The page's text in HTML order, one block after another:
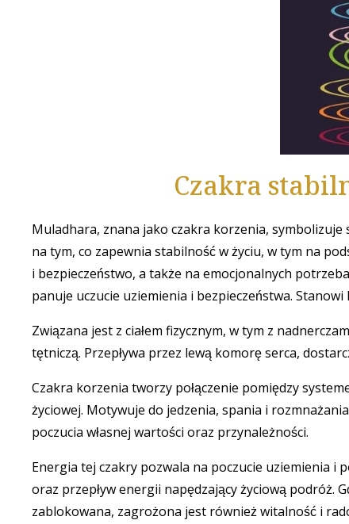
Czakra
Muladhara, znana jako czakra korzenia,
na tym, co zapewnia stabilność w życiu, w tym na
i bezpieczeństwo, a także na emocjonalnych
panuje uczucie uziemienia i bezpieczeństwa.
Związana jest z ciałem fizycznym, w tym z
tętniczą. Przepływa przez lewą komorę serca,
Czakra korzenia tworzy połączenie pomiędzy
życiowej. Motywuje do jedzenia, spania i
poczucia własnej wartości oraz przynależności.
Energia tej czakry pozwala na poczucie uziemienia i
oraz przepływ energii napędzający życiową podróż.
zablokowana, zagrożona jest również witalność i